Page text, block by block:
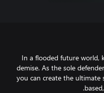
In a flooded future world,
demise. As the sole
you can create the